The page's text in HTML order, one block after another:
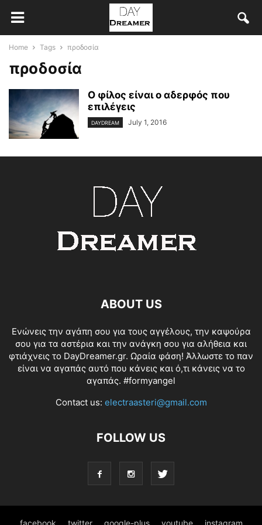
Home Tags προδοσία
προδοσία
Ο φίλος είναι ο αδερφός που
επιλέγεις
DAYDREAM July 1, 2016
ABOUT US
Ενώνεις την αγάπη σου για τους αγγέλους, την καψούρα
σου για τα αστέρια και την ανάγκη σου για αλήθεια και
φτιάχνεις το DayDreamer.gr. Ωραία φάση! Άλλωστε το παν
είναι να αγαπάς αυτό που κάνεις και ό,τι κάνεις να το
αγαπάς. #formyangel
Contact us: electraasteri@gmail.com
FOLLOW US
facebook twitter google-plus youtube instagram